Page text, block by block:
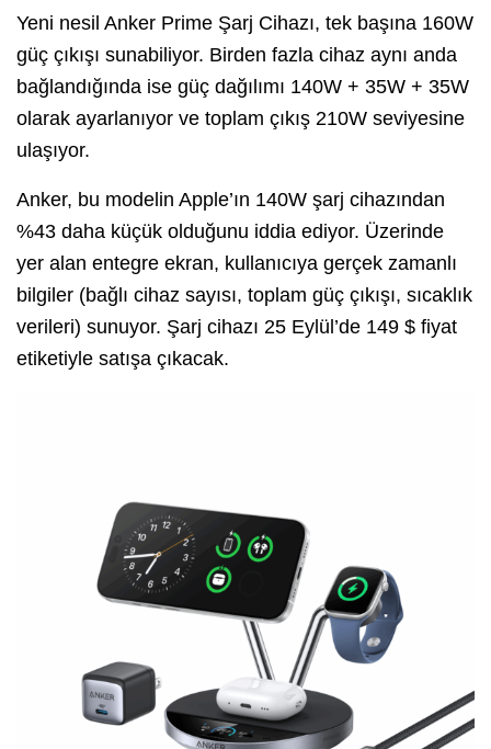
Yeni nesil Anker Prime Şarj Cihazı, tek başına 160W
güç çıkışı sunabiliyor. Birden fazla cihaz aynı anda
bağlandığında ise güç dağılımı 140W + 35W + 35W
olarak ayarlanıyor ve toplam çıkış 210W seviyesine
ulaşıyor.
Anker, bu modelin Apple’ın 140W şarj cihazından
%43 daha küçük olduğunu iddia ediyor. Üzerinde
yer alan entegre ekran, kullanıcıya gerçek zamanlı
bilgiler (bağlı cihaz sayısı, toplam güç çıkışı, sıcaklık
verileri) sunuyor. Şarj cihazı 25 Eylül’de 149 $ fiyat
etiketiyle satışa çıkacak.